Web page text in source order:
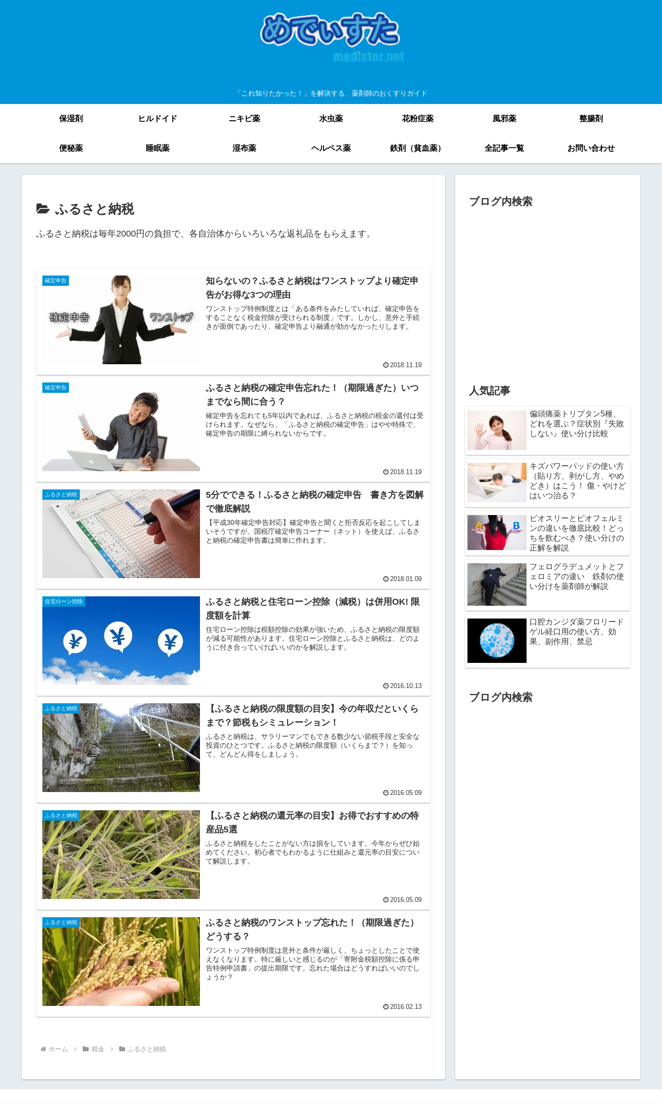
「これ知りたかった！」を解決する、薬剤師のおくすりガイド
保湿剤 ヒルドイド ニキビ薬 水虫薬 花粉症薬 風邪薬 整腸剤
便秘薬 睡眠薬 湿布薬 ヘルペス薬 鉄剤（貧血薬） 全記事一覧 お問い合わせ
ふるさと納税
ふるさと納税は毎年2000円の負担で、各自治体からいろいろな返礼品をもらえます。
確定申告
知らないの？ふるさと納税はワンストップより確定申
告がお得な3つの理由
ワンストップ特例制度とは「ある条件をみたしていれば、確定申告を
することなく税金控除が受けられる制度」です。しかし、意外と手続
きが面倒であったり、確定申告より融通が効かなかったりします。
2018.11.19
確定申告
ふるさと納税の確定申告忘れた！（期限過ぎた）いつ
までなら間に合う？
確定申告を忘れても5年以内であれば、ふるさと納税の税金の還付は受
けられます。なぜなら、「ふるさと納税の確定申告」はやや特殊で、
確定申告の期限に縛られないからです。
2018.11.19
ふるさと納税
5分でできる！ふるさと納税の確定申告 書き方を図解
で徹底解説
【平成30年確定申告対応】確定申告と聞くと拒否反応を起こしてしま
いそうですが、国税庁確定申告コーナー（ネット）を使えば、ふるさ
と納税の確定申告書は簡単に作れます。
2018.01.09
住宅ローン控除
ふるさと納税と住宅ローン控除（減税）は併用OK! 限
度額を計算
住宅ローン控除は税額控除の効果が強いため、ふるさと納税の限度額
が減る可能性があります。住宅ローン控除とふるさと納税は、どのよ
うに付き合っていけばいいのかを解説します。
2016.10.13
ふるさと納税
【ふるさと納税の限度額の目安】今の年収だといくら
まで？節税もシミュレーション！
ふるさと納税は、サラリーマンでもできる数少ない節税手段と安全な
投資のひとつです。ふるさと納税の限度額（いくらまで？）を知っ
て、どんどん得をしましょう。
2016.05.09
ふるさと納税
【ふるさと納税の還元率の目安】お得でおすすめの特
産品5選
ふるさと納税をしたことがない方は損をしています。今年からぜひ始
めてください。初心者でもわかるように仕組みと還元率の目安につい
て解説します。
2016.05.09
ふるさと納税
ふるさと納税のワンストップ忘れた！（期限過ぎた）
どうする？
ワンストップ特例制度は意外と条件が厳しく、ちょっとしたことで使
えなくなります。特に厳しいと感じるのが「寄附金税額控除に係る申
告特例申請書」の提出期限です。忘れた場合はどうすればいいのでし
ょうか？
2016.02.13
ホーム 税金 ふるさと納税
ブログ内検索
人気記事
偏頭痛薬トリプタン5種、
どれを選ぶ？症状別『失敗
しない』使い分け比較
キズパワーパッドの使い方
（貼り方、剥がし方、やめ
どき）はこう！ 傷・やけど
はいつ治る？
ビオスリーとビオフェルミ
ンの違いを徹底比較！どっ
ちを飲むべき？使い分けの
正解を解説
フェログラデュメットとフ
ェロミアの違い 鉄剤の使
い分けを薬剤師が解説
口腔カンジダ薬フロリード
ゲル経口用の使い方、効
果、副作用、禁忌
ブログ内検索